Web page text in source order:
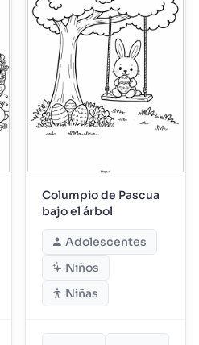
Columpio de Pascua
bajo el árbol
Adolescentes
Niños
Niñas